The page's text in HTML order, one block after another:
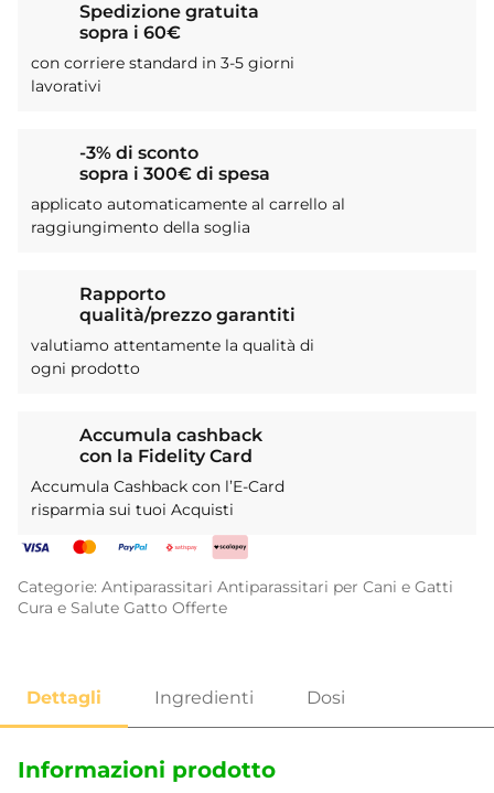
Spedizione gratuita
sopra i 60€
con corriere standard in 3-5 giorni
lavorativi
-3% di sconto
sopra i 300€ di spesa
applicato automaticamente al carrello al
raggiungimento della soglia
Rapporto
qualità/prezzo garantiti
valutiamo attentamente la qualità di
ogni prodotto
Accumula cashback
con la Fidelity Card
Accumula Cashback con l’E-Card
risparmia sui tuoi Acquisti
Categorie: Antiparassitari Antiparassitari per Cani e Gatti
Cura e Salute Gatto Offerte
Informazioni prodotto